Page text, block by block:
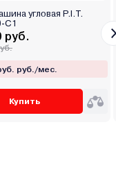
угловая P.I.T.
C1
руб.
руб./мес.
Купить